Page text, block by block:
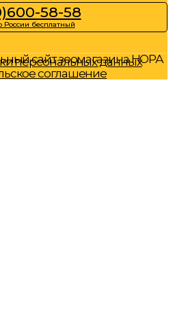
58-58
России бесплатный
сайт зоомагазина НОРА
персональных данных
соглашение